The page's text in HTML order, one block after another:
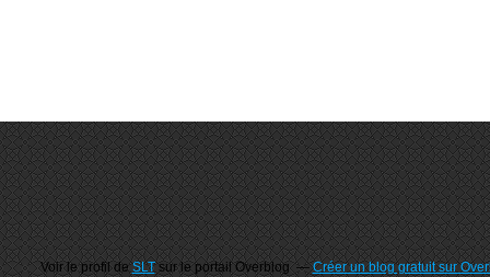
Cradle)
Voir le profil deSLTsur le portail Overblog Créer un blog gratuit sur